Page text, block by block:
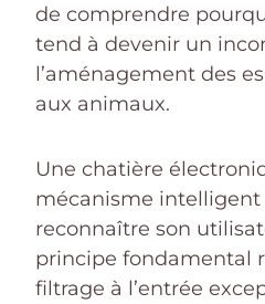
de comprendre
tend à devenir un
l’aménagement des
aux animaux.
Une chatière
mécanisme intelligent
reconnaître son
principe fondamental
filtrage à l’entrée